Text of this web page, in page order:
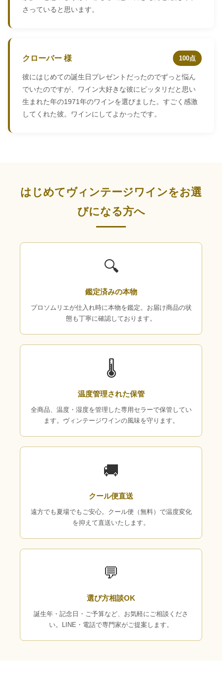
さっていると思います。
クローバー 様 100点
彼にはじめての誕生日プレゼントだったのでずっと悩ん
でいたのですが、ワイン大好きな彼にピッタリだと思い
生まれた年の1971年のワインを選びました。すごく感激
してくれた彼。ワインにしてよかったです。
はじめてヴィンテージワインをお選
びになる方へ
🔍
鑑定済みの本物
プロソムリエが仕入れ時に本物を鑑定。お届け商品の状
態も丁寧に確認しております。
🌡
温度管理された保管
全商品、温度・湿度を管理した専用セラーで保管してい
ます。ヴィンテージワインの風味を守ります。
🚚
クール便直送
遠方でも夏場でもご安心。クール便（無料）で温度変化
を抑えて直送いたします。
💬
選び方相談OK
誕生年・記念日・ご予算など、お気軽にご相談くださ
い。LINE・電話で専門家がご提案します。